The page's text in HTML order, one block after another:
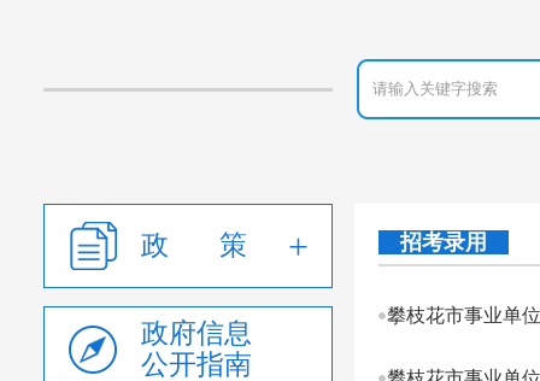
政 策
政府信息
公开指南
招考录用
攀枝花市事业单